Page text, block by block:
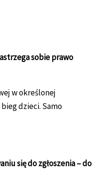
sobie prawo
w określonej
dzieci. Samo
się do zgłoszenia – do